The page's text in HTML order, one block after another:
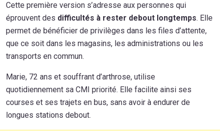
Cette première version s’adresse aux personnes qui
éprouvent des difficultés à rester debout longtemps. Elle
permet de bénéficier de privilèges dans les files d’attente,
que ce soit dans les magasins, les administrations ou les
transports en commun.
Marie, 72 ans et souffrant d’arthrose, utilise
quotidiennement sa CMI priorité. Elle facilite ainsi ses
courses et ses trajets en bus, sans avoir à endurer de
longues stations debout.